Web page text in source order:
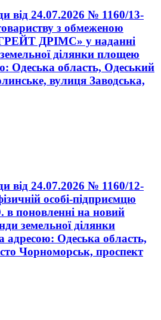
від 24.07.2026 № 1160/13-
з обмеженою
ДРІМС» у наданні
ділянки площею
Одеська область, Одеський
вулиця Заводська,
від 24.07.2026 № 1160/12-
особі-підприємцю
поновленні на новий
земельної ділянки
адресою: Одеська область,
Чорноморськ, проспект